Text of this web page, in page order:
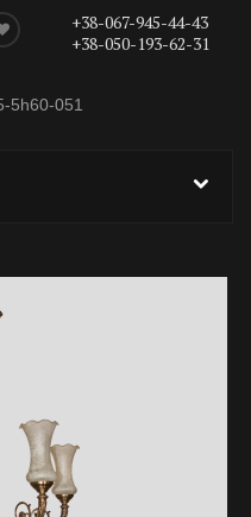
+38-067-945-44-43
+38-050-193-62-31
5h60-051